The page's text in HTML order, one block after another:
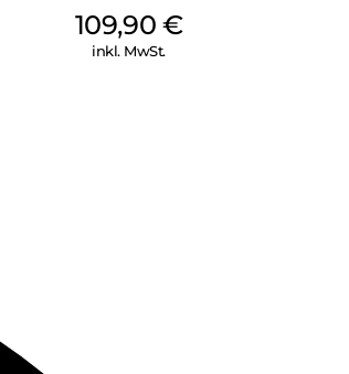
109,90 €
inkl. MwSt.